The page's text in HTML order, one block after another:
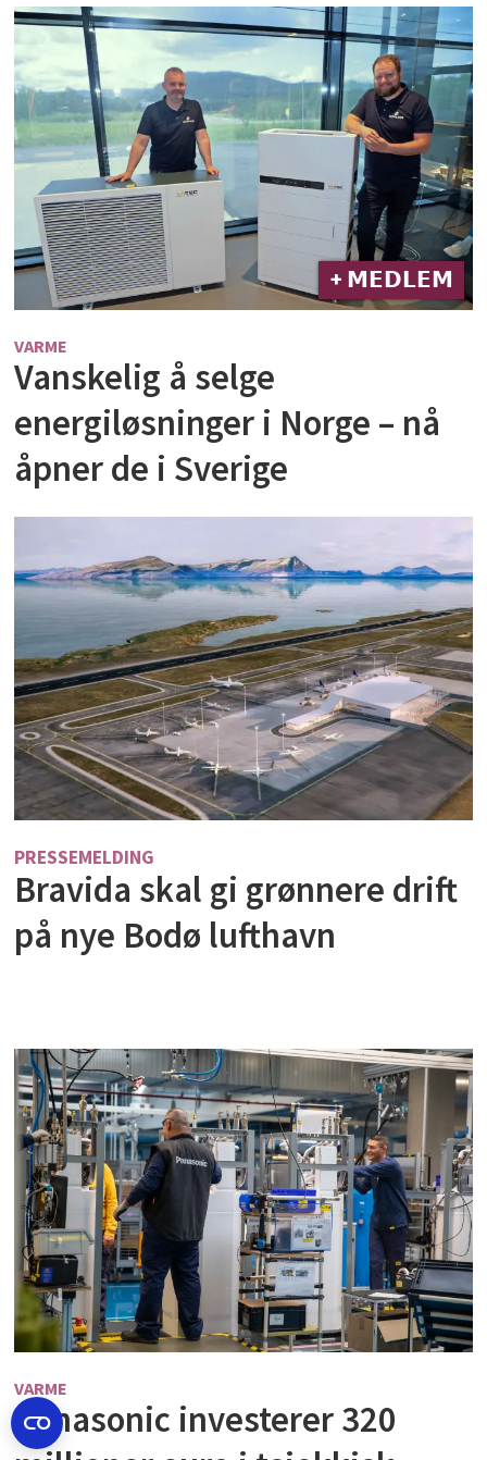
+ 𝗠𝗘𝗗𝗟𝗘𝗠
VARME
Vanskelig å selge
energiløsninger i Norge – nå
åpner de i Sverige
PRESSEMELDING
Bravida skal gi grønnere drift
på nye Bodø lufthavn
VARME
Panasonic investerer 320